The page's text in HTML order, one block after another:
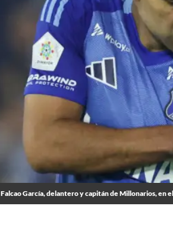
Falcao García, delantero y capitán de Millonarios, en